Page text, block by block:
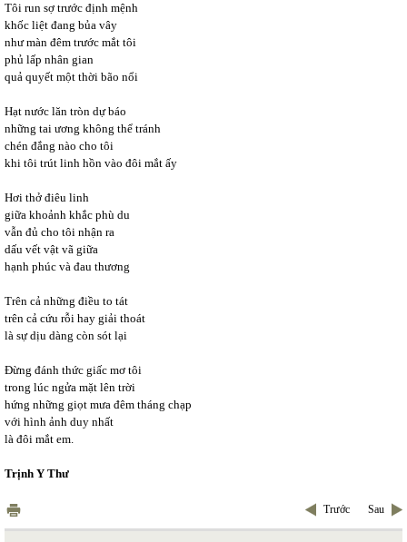
Tôi run sợ trước định mệnh
khốc liệt đang bủa vây
như màn đêm trước mắt tôi
phủ lấp nhân gian
quả quyết một thời bão nổi
Hạt nước lăn tròn dự báo
những tai ương không thể tránh
chén đắng nào cho tôi
khi tôi trút linh hồn vào đôi mắt ấy
Hơi thở điêu linh
giữa khoảnh khắc phù du
vẫn đủ cho tôi nhận ra
dấu vết vật vã giữa
hạnh phúc và đau thương
Trên cả những điều to tát
trên cả cứu rỗi hay giải thoát
là sự dịu dàng còn sót lại
Đừng đánh thức giấc mơ tôi
trong lúc ngửa mặt lên trời
hứng những giọt mưa đêm tháng chạp
với hình ảnh duy nhất
là đôi mắt em.
Trịnh Y Thư
Trước Sau